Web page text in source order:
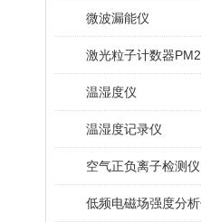
微波漏能仪
激光粒子计数器
温湿度仪
温湿度记录仪
空气正负离子检测仪
低频电磁场强度分